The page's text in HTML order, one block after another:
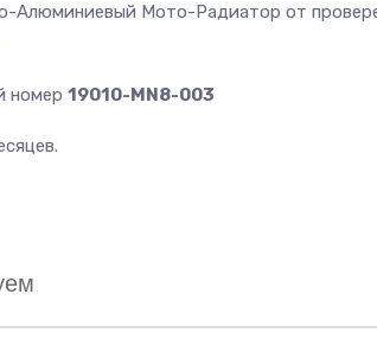
Алюминиевый Мото-Радиатор от
номер 19010-MN8-003